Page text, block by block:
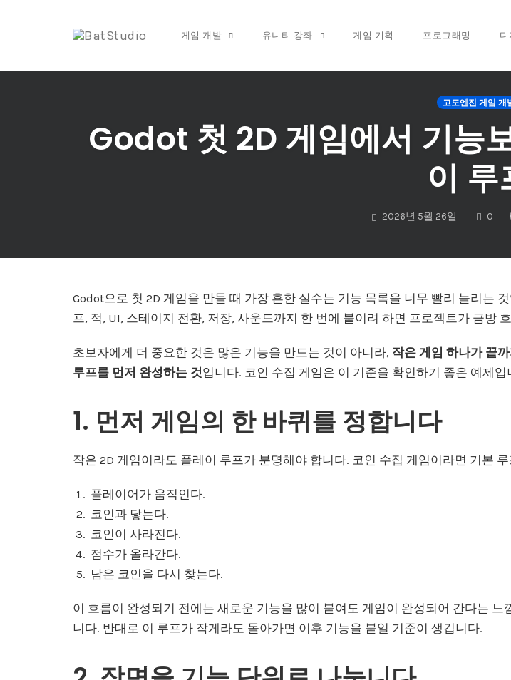
게임 개발 유니티 강좌 게임 기획 프로그래밍
고도엔진 게임 개
Godot 첫 2D 게임에서 기능
이 루
2026년 5월 26일 0
Godot으로 첫 2D 게임을 만들 때 가장 흔한 실수는 기능 목록을 너무 빨리 늘리는
프, 적, UI, 스테이지 전환, 저장, 사운드까지 한 번에 붙이려 하면 프로젝트가 금방
초보자에게 더 중요한 것은 많은 기능을 만드는 것이 아니라, 작은 게임 하나가 끝
루프를 먼저 완성하는 것입니다. 코인 수집 게임은 이 기준을 확인하기 좋은 예제입
1. 먼저 게임의 한 바퀴를 정합니다
작은 2D 게임이라도 플레이 루프가 분명해야 합니다. 코인 수집 게임이라면 기본
플레이어가 움직인다.
코인과 닿는다.
코인이 사라진다.
점수가 올라간다.
남은 코인을 다시 찾는다.
이 흐름이 완성되기 전에는 새로운 기능을 많이 붙여도 게임이 완성되어 간다는 느
니다. 반대로 이 루프가 작게라도 돌아가면 이후 기능을 붙일 기준이 생깁니다.